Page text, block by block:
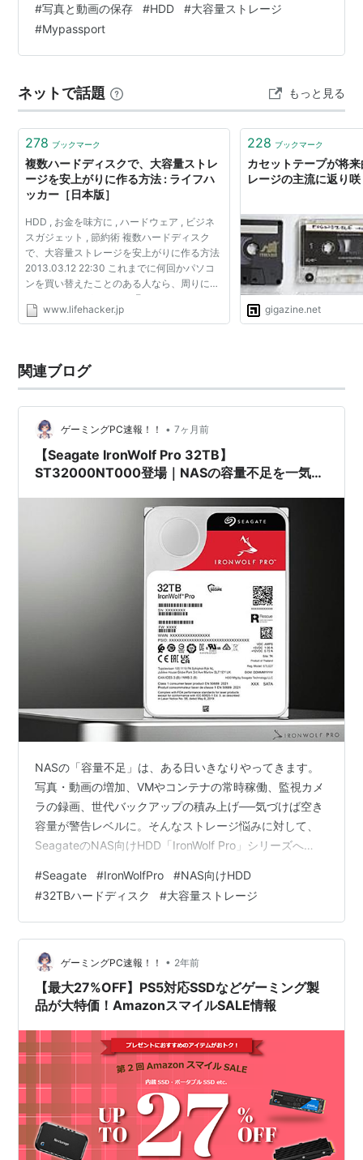
ータの枚数を見てみたら全部で3,000枚。動画も含んで
いるのでその容量たるや、、、。怖くて総ボリュームは
確認していません。 iPhoneは2TBの契約にしているので
えるデータをなんとか格納しないとということで飛び込
んだのはハードディスクの世…
#写真と動画の保存 #HDD #大容量ストレージ
#Mypassport
ネットで話題 もっと見る
278 ブックマーク
複数ハードディスクで、大容量ストレ
ージを安上がりに作る方法 : ライフハ
ッカー［日本版］
HDD , お金を味方に , ハードウェア , ビジネ
スガジェット , 節約術 複数ハードディスク
で、大容量ストレージを安上がりに作る方法
2013.03.12 22:30 これまでに何回かパソコ
ンを買い替えたことのある人なら、周りにハ
ードディスクがいくつか眠っていません
か？ 無駄に寝かせておく手はありません。
www.lifehacker.jp
228 ブックマーク
カセットテープが将
レージの主流に返り
gigazine.net
関連ブログ
ゲーミングPC速報！！ • 7ヶ月前
【Seagate IronWolf Pro 32TB】
ST32000NT000登場｜NASの容量不足を一気に
NASの「容量不足」は、ある日いきなりやってきます。
写真・動画の増加、VMやコンテナの常時稼働、監視カメ
ラの録画、世代バックアップの積み上げ──気づけば空き
容量が警告レベルに。そんなストレージ悩みに対して、
SeagateのNAS向けHDD「IronWolf Pro」シリーズへ
た。2025年12月26日より販売開始の“今までにない超大
容量”が、家庭用から小規模オフィスまでNASの設計自由
度を大きく押し広げます。 IronWolf Pro
32TB（ST32000NT000）とは？「NAS向け最上位」に
32TBが追加 主な仕様まとめ：S…
#Seagate #IronWolfPro #NAS向けHDD
#32TBハードディスク #大容量ストレージ
ゲーミングPC速報！！ • 2年前
【最大27%OFF】PS5対応SSDなどゲーミング製
品が大特価！AmazonスマイルSALE情報